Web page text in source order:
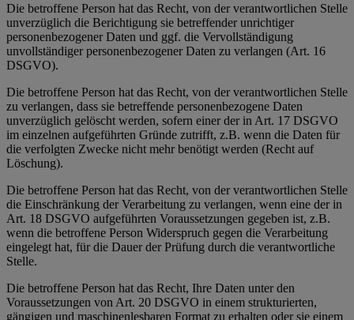
Die betroffene Person hat das Recht, von der verantwortlichen Stelle
unverzüglich die Berichtigung sie betreffender unrichtiger
personenbezogener Daten und ggf. die Vervollständigung
unvollständiger personenbezogener Daten zu verlangen (Art. 16
DSGVO).
Die betroffene Person hat das Recht, von der verantwortlichen Stelle
zu verlangen, dass sie betreffende personenbezogene Daten
unverzüglich gelöscht werden, sofern einer der in Art. 17 DSGVO
im einzelnen aufgeführten Gründe zutrifft, z.B. wenn die Daten für
die verfolgten Zwecke nicht mehr benötigt werden (Recht auf
Löschung).
Die betroffene Person hat das Recht, von der verantwortlichen Stelle
die Einschränkung der Verarbeitung zu verlangen, wenn eine der in
Art. 18 DSGVO aufgeführten Voraussetzungen gegeben ist, z.B.
wenn die betroffene Person Widerspruch gegen die Verarbeitung
eingelegt hat, für die Dauer der Prüfung durch die verantwortliche
Stelle.
Die betroffene Person hat das Recht, Ihre Daten unter den
Voraussetzungen von Art. 20 DSGVO in einem strukturierten,
gängigen und maschinenlesbaren Format zu erhalten oder sie einem